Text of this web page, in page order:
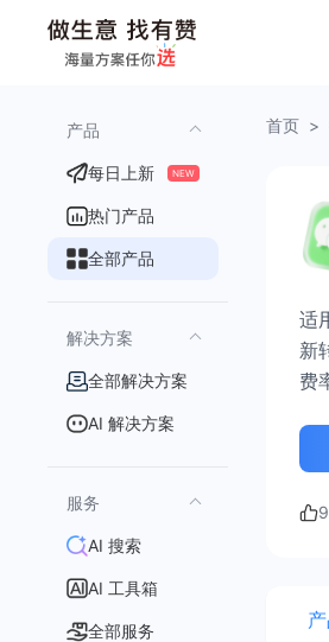
产品
每日上新 NEW
热门产品
全部产品
解决方案
全部解决方案
AI 解决方案
服务
AI 搜索
AI 工具箱
全部服务
首页 >
适
新
费